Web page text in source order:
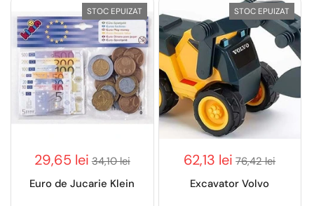
29,65 lei 34,10 lei
Euro de Jucarie Klein
STOC EPUIZAT
62,13 lei 76,42 lei
Excavator Volvo
STOC EPUIZAT